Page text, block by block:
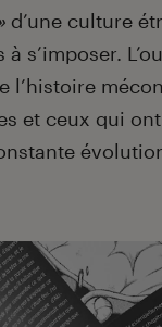
d’une culture
s’imposer.
l’histoire
et ceux qui